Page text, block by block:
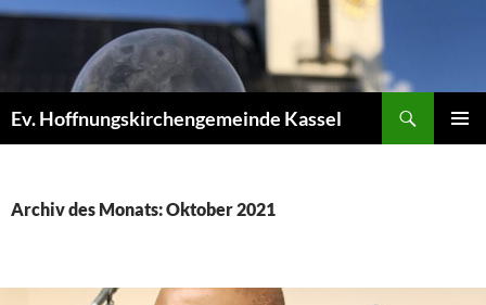
Zum
Ev. Hoffnungskirchengemeinde Kassel
Archiv des Monats: Oktober 2021